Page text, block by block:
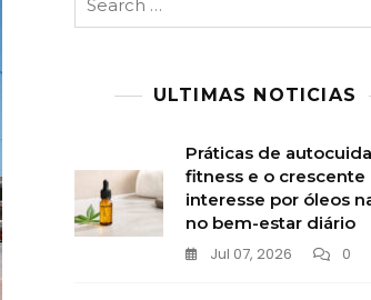
ULTIMAS NOTICIAS
Práticas de
fitness e o crescente
interesse por óleos
no bem-estar diário
Jul 07, 2026
0